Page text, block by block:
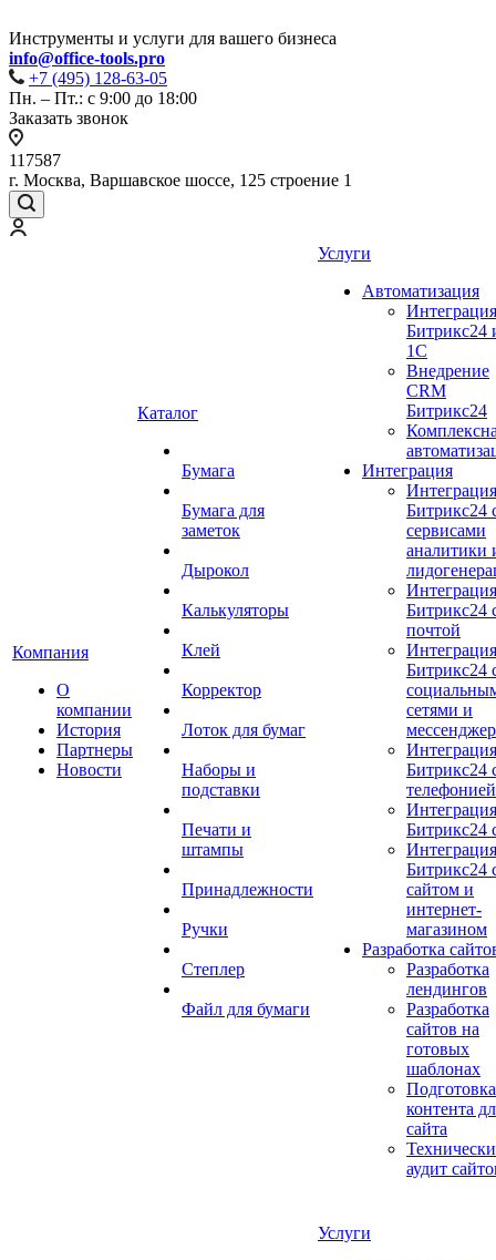
Инструменты и услуги для вашего бизнеса
info@office-tools.pro
+7 (495) 128-63-05
Пн. – Пт.: с 9:00 до 18:00
Заказать звонок
117587
г. Москва, Варшавское шоссе, 125 строение 1
Компания
О
компании
История
Партнеры
Новости
Каталог
Бумага
Бумага для
заметок
Дырокол
Калькуляторы
Клей
Корректор
Лоток для бумаг
Наборы и
подставки
Печати и
штампы
Принадлежности
Ручки
Степлер
Файл для бумаги
Услуги
Автоматизация
Интеграция
Битрикс24
1С
Внедрение
CRM
Битрикс24
Интеграция
Интеграция
Битрикс24
сервисами
аналитики
Интеграция
Битрикс24
почтой
Интеграция
Битрикс24
сетями и
Интеграция
Битрикс24
телефонией
Интеграция
Битрикс24
Интеграция
Битрикс24
сайтом и
интернет-
магазином
Разработка
Разработка
лендингов
Разработка
сайтов на
готовых
шаблонах
Подготовка
контента
сайта
аудит
Услуги